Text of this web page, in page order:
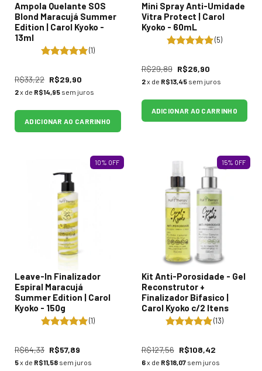
Ampola Quelante SOS
Blond Maracujá Summer
Edition | Carol Kyoko -
13ml
(1)
R$33,22 R$29,90
2x de R$14,95 sem juros
ADICIONAR AO CARRINHO
Mini Spray Anti-Umidade
Vitra Protect | Carol
Kyoko - 60mL
(5)
R$29,89 R$26,90
2x de R$13,45 sem juros
ADICIONAR AO CARRINHO
10% OFF
Leave-In Finalizador
Espiral Maracujá
Summer Edition | Carol
Kyoko - 150g
(1)
R$64,33 R$57,89
5x de R$11,58 sem juros
15% OFF
Kit Anti-Porosidade - Gel
Reconstrutor +
Finalizador Bifasico |
Carol Kyoko c/2 Itens
(13)
R$127,56 R$108,42
6x de R$18,07 sem juros